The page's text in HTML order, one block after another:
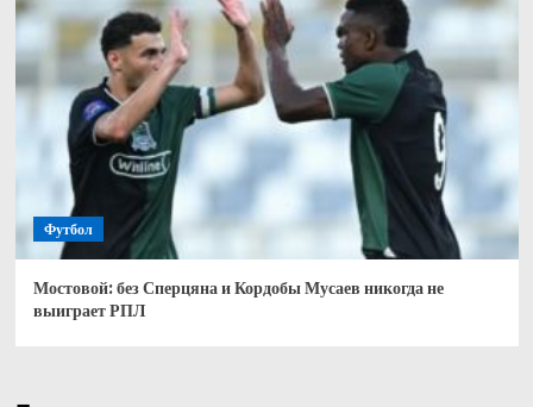
Футбол
Мостовой: без Сперцяна и Кордобы Мусаев никогда не
выиграет РПЛ